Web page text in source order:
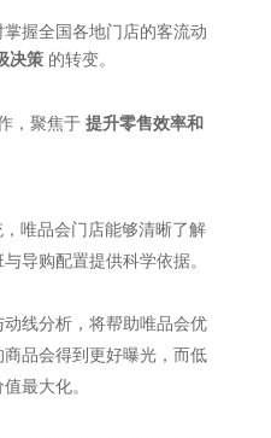
握全国各地门店的客流动
决策的转变。
，聚焦于 提升零售效率和
唯品会门店能够清晰了解
导购配置提供科学依据。
线分析，将帮助唯品会优
品会得到更好曝光，而低
最大化。